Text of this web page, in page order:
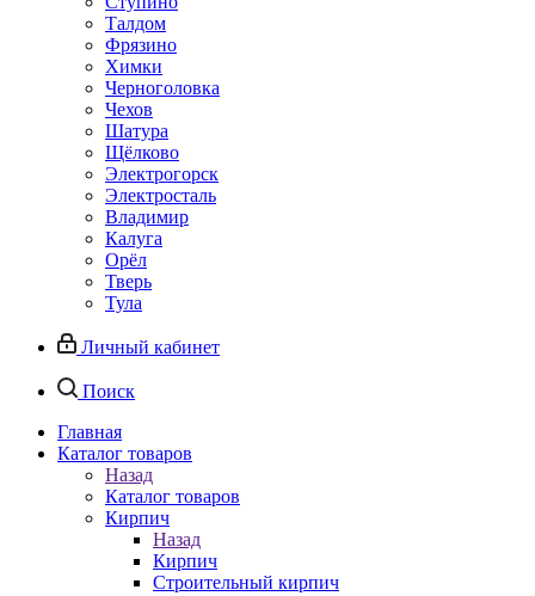
Талдом
Фрязино
Химки
Черноголовка
Чехов
Шатура
Щёлково
Электрогорск
Электросталь
Владимир
Калуга
Орёл
Тверь
Тула
Личный кабинет
Поиск
Главная
Каталог товаров
Назад
Каталог товаров
Кирпич
Назад
Кирпич
Строительный кирпич